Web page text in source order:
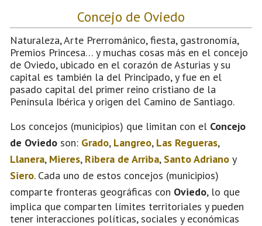
Concejo de Oviedo
Naturaleza, Arte Prerrománico, fiesta, gastronomía,
Premios Princesa… y muchas cosas más en el concejo
de Oviedo, ubicado en el corazón de Asturias y su
capital es también la del Principado, y fue en el
pasado capital del primer reino cristiano de la
Península Ibérica y origen del Camino de Santiago.
Los concejos (municipios) que limitan con el Concejo
de Oviedo son: Grado, Langreo, Las Regueras,
Llanera, Mieres, Ribera de Arriba, Santo Adriano y
Siero. Cada uno de estos concejos (municipios)
comparte fronteras geográficas con Oviedo, lo que
implica que comparten límites territoriales y pueden
tener interacciones políticas, sociales y económicas